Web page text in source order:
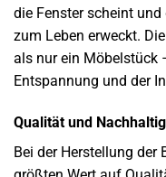
die Fenster scheint
zum Leben erweckt.
als nur ein Möbelstück
Entspannung und der
Qualität und
Bei der Herstellung